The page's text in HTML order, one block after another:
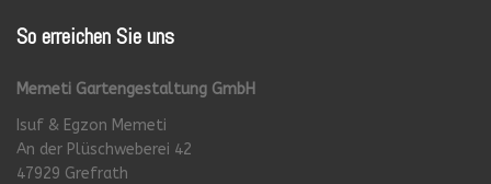
Soerreichen Sie uns
Memeti Gartengestaltung GmbH
Isuf & Egzon Memeti
An der Plüschweberei 42
47929 Grefrath